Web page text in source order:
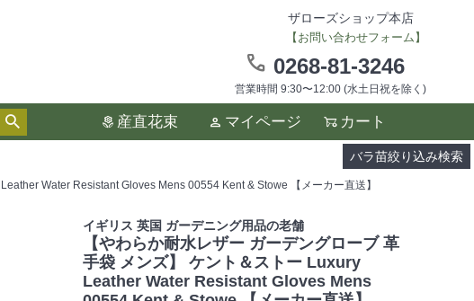
ザローズショップ本店
【お問い合わせフォーム】
0268-81-3246
営業時間 9:30〜12:00 (水土日祝を除く)
産直花束 マイページ カート
バラ苗絞り込み検索
に表示されます。
てください。
Water Resistant Gloves Mens 00554 Kent & Stowe 【メーカー直送】
イギリス 英国 ガーデニング用品の老舗
【やわらか耐水レザー ガーデングローブ 革
手袋 メンズ】 ケント＆ストー Luxury
Leather Water Resistant Gloves Mens